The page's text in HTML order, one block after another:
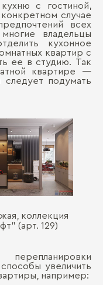
кухню с гостиной,
случае
всех
владельцы
кухонное
квартир с
ее в студию. Так
квартире ―
подумать
коллекция
(арт. 129)
увеличить
например: